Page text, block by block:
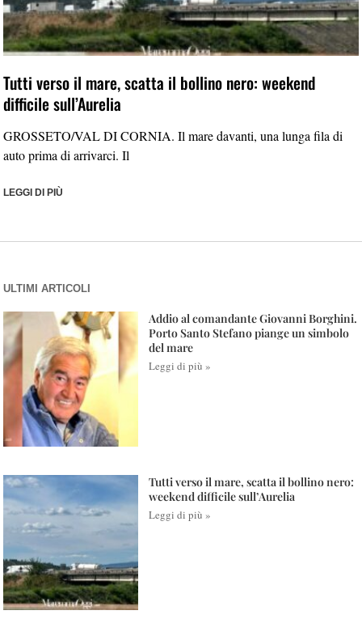
Tutti verso il mare, scatta il bollino nero: weekend
difficile sull’Aurelia
GROSSETO/VAL DI CORNIA. Il mare davanti, una lunga fila di
auto prima di arrivarci. Il
LEGGI DI PIÙ
ULTIMI ARTICOLI
Addio al comandante Giovanni Borghini.
Porto Santo Stefano piange un simbolo
del mare
Leggi di più »
Tutti verso il mare, scatta il bollino nero:
weekend difficile sull’Aurelia
Leggi di più »